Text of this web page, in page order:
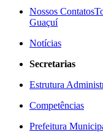
Nossos Contatos
Guaçuí
Notícias
Secretarias
Estrutura
Competências
Prefeitura